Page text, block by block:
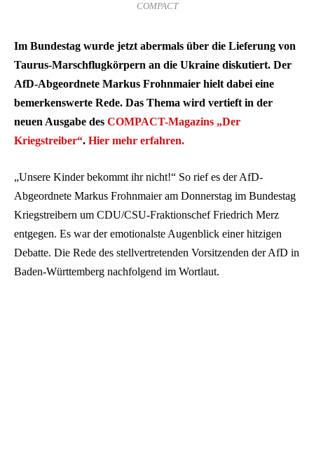
COMPACT
Im Bundestag wurde jetzt abermals über die Lieferung von
Taurus-Marschflugkörpern an die Ukraine diskutiert. Der
AfD-Abgeordnete Markus Frohnmaier hielt dabei eine
bemerkenswerte Rede. Das Thema wird vertieft in der
neuen Ausgabe des COMPACT-Magazins „Der
Kriegstreiber“. Hier mehr erfahren.
„Unsere Kinder bekommt ihr nicht!“ So rief es der AfD-
Abgeordnete Markus Frohnmaier am Donnerstag im Bundestag
Kriegstreibern um CDU/CSU-Fraktionschef Friedrich Merz
entgegen. Es war der emotionalste Augenblick einer hitzigen
Debatte. Die Rede des stellvertretenden Vorsitzenden der AfD in
Baden-Württemberg nachfolgend im Wortlaut.